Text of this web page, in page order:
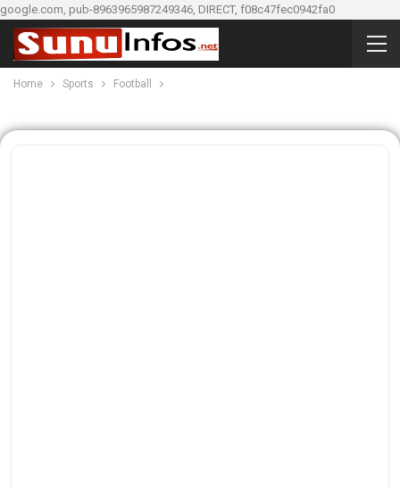
google.com, pub-8963965987249346, DIRECT, f08c47fec0942fa0
Home Sports Football